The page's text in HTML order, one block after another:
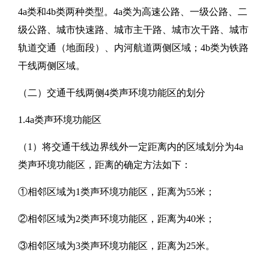
4a类和4b类两种类型。4a类为高速公路、一级公路、二
级公路、城市快速路、城市主干路、城市次干路、城市
轨道交通（地面段）、内河航道两侧区域；4b类为铁路
干线两侧区域。
（二）交通干线两侧4类声环境功能区的划分
1.4a类声环境功能区
（1）将交通干线边界线外一定距离内的区域划分为4a
类声环境功能区，距离的确定方法如下：
①相邻区域为1类声环境功能区，距离为55米；
②相邻区域为2类声环境功能区，距离为40米；
③相邻区域为3类声环境功能区，距离为25米。